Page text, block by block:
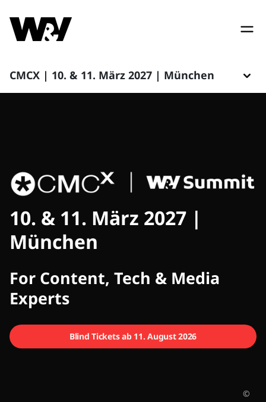
CMCX | 10. & 11. März 2027 | München
CMCX
10. & 11. März 2027 |
München
For Content, Tech & Media
Experts
Blind Tickets ab 11. August 2026
©